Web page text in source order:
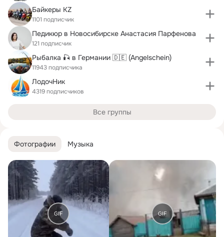
Фотографии Музыка
GIF GIF
Байкеры KZ
1101 подписчик
Педикюр в Новосибирске Анастасия Парфенова
121 подписчик
Рыбалка 🎣 в Германии 🇩🇪 (Angelschein)
11943 подписчика
ЛодочНик
4319 подписчиков
Все группы